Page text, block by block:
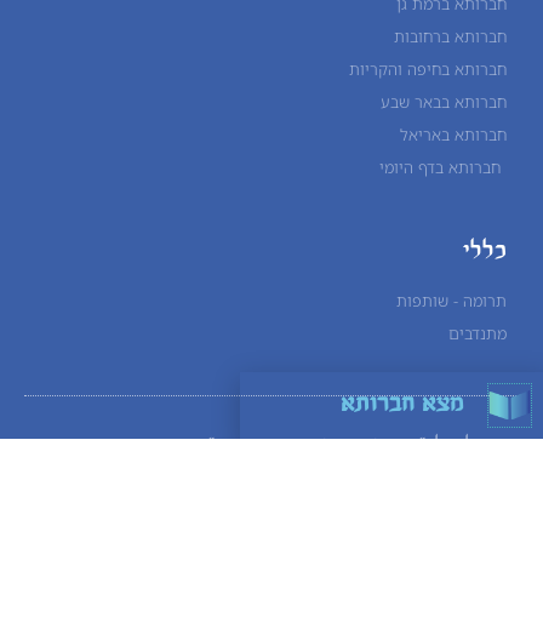
חברותא ברחובות
חברותא בחיפה והקריות
חברותא בבאר שבע
חברותא באריאל
חברותא בדף היומי
כללי
תרומה - שותפות
מתנדבים
הפעילות לע"ניונדב חיים בן צמח יהודה הי"ד
מצא חברותא